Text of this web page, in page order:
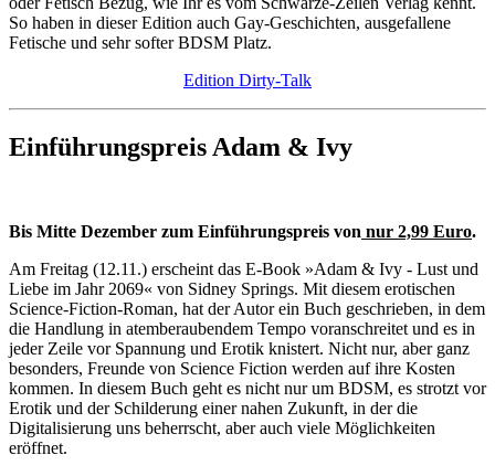
So haben in dieser Edition auch Gay-Geschichten, ausgefallene
Fetische und sehr softer BDSM Platz.
Edition Dirty-Talk
Einführungspreis Adam & Ivy
Bis Mitte Dezember zum Einführungspreis von nur 2,99 Euro.
Am Freitag (12.11.) erscheint das E-Book »Adam & Ivy - Lust und
Liebe im Jahr 2069« von Sidney Springs. Mit diesem erotischen
Science-Fiction-Roman, hat der Autor ein Buch geschrieben, in dem
die Handlung in atemberaubendem Tempo voranschreitet und es in
jeder Zeile vor Spannung und Erotik knistert. Nicht nur, aber ganz
besonders, Freunde von Science Fiction werden auf ihre Kosten
kommen. In diesem Buch geht es nicht nur um BDSM, es strotzt vor
Erotik und der Schilderung einer nahen Zukunft, in der die
Digitalisierung uns beherrscht, aber auch viele Möglichkeiten
eröffnet.